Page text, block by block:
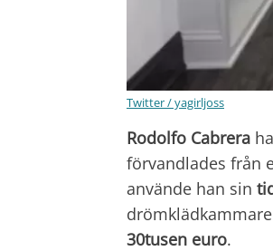
Twitter / yagirljoss
Rodolfo Cabrera
förvandlades från
använde han sin
30tusen euro.